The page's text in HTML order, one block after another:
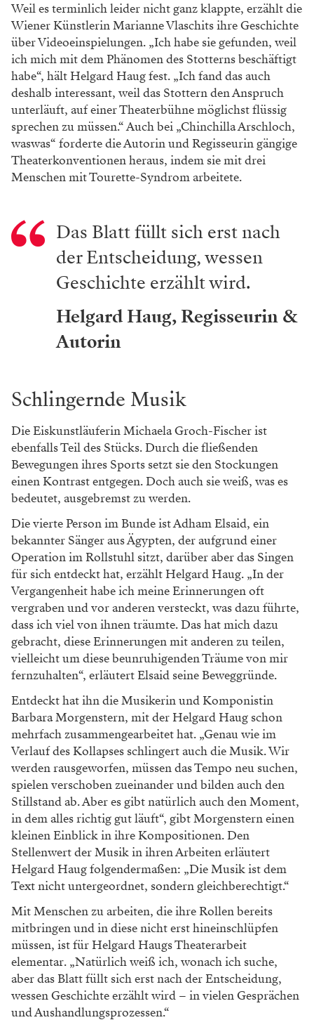
Weil es terminlich leider nicht ganz klappte, erzählt die
Wiener Künstlerin Marianne Vlaschits ihre Geschichte
über Videoeinspielungen. „Ich habe sie gefunden, weil
ich mich mit dem Phänomen des Stotterns beschäftigt
habe“, hält Helgard Haug fest. „Ich fand das auch
deshalb interessant, weil das Stottern den Anspruch
unterläuft, auf einer Theaterbühne möglichst flüssig
sprechen zu müssen.“ Auch bei „Chinchilla Arschloch,
waswas“ forderte die Autorin und Regisseurin gängige
Theaterkonventionen heraus, indem sie mit drei
Menschen mit Tourette-Syndrom arbeitete.
Das Blatt füllt sich erst nach
der ­Entscheidung, wessen
Geschichte ­erzählt wird.
Helgard Haug, Regisseurin &
Autorin
Schlingernde Musik
Die Eiskunstläuferin Michaela Groch-Fischer ist
ebenfalls Teil des Stücks. Durch die fließenden
Bewegungen ihres Sports setzt sie den Stockungen
einen Kontrast entgegen. Doch auch sie weiß, was es
bedeutet, ausgebremst zu werden.
Die vierte Person im Bunde ist Adham Elsaid, ein
bekannter Sänger aus Ägypten, der aufgrund einer
Operation im Rollstuhl sitzt, darüber aber das Singen
für sich entdeckt hat, erzählt Helgard Haug. „In der
Vergangenheit habe ich meine Erinnerungen oft
vergraben und vor anderen versteckt, was dazu führte,
dass ich viel von ihnen träumte. Das hat mich dazu
gebracht, diese Erinnerungen mit anderen zu teilen,
vielleicht um diese beunruhigenden Träume von mir
fernzuhalten“, erläutert Elsaid seine Beweggründe.
Entdeckt hat ihn die Musikerin und Komponistin
Barbara Morgenstern, mit der Helgard Haug schon
mehrfach zusammengearbeitet hat. „Genau wie im
Verlauf des Kollapses schlingert auch die Musik. Wir
werden rausgeworfen, müssen das Tempo neu suchen,
spielen verschoben zueinander und bilden auch den
Stillstand ab. Aber es gibt natürlich auch den Moment,
in dem alles richtig gut läuft“, gibt Morgenstern einen
kleinen Einblick in ihre Kompositionen. Den
Stellenwert der Musik in ihren Arbeiten erläutert
Helgard Haug folgendermaßen: „Die Musik ist dem
Text nicht untergeordnet, sondern gleichberechtigt.“
Mit Menschen zu arbeiten, die ihre Rollen bereits
mitbringen und in diese nicht erst hineinschlüpfen
müssen, ist für Helgard Haugs Theaterarbeit
elementar. „Natürlich weiß ich, wonach ich suche,
aber das Blatt füllt sich erst nach der Entscheidung,
wessen Geschichte erzählt wird – in vielen Gesprächen
und Aushandlungsprozessen.“